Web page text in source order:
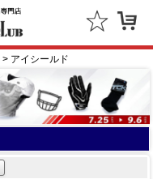
> アイシールド